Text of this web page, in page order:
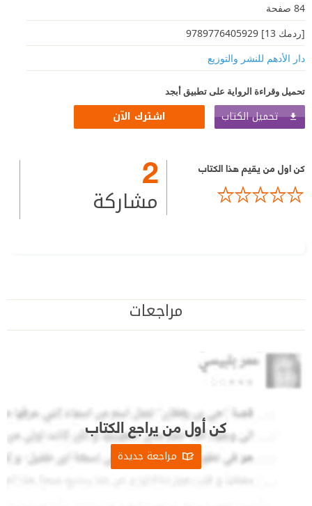
84 صفحة
[ردمك 13] 9789776405929
دار الأدهم للنشر والتوزيع
تحميل وقراءة الرواية على تطبيق أبجد
تحميل الكتاب اشترك الآن
كن اول من يقيم هذا الكتاب 2
مشاركة
مراجعات
كن أول من يراجع الكتاب
مراجعة جديدة